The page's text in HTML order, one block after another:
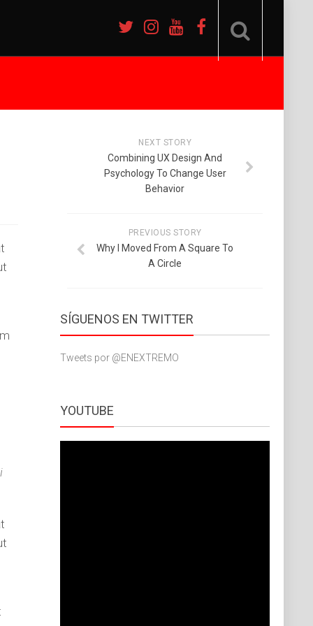
NEXT STORY
Combining UX Design And
Psychology To Change User
Behavior
PREVIOUS STORY
Why I Moved From A Square To
A Circle
SÍGUENOS EN TWITTER
Tweets por @ENEXTREMO
YOUTUBE